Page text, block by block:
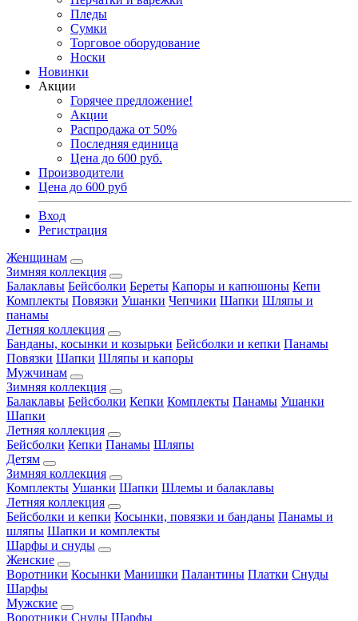
Пледы
Сумки
Торговое оборудование
Носки
Новинки
Акции
Горячее предложение!
Акции
Распродажа от 50%
Последняя единица
Цена до 600 руб.
Производители
Цена до 600 руб
Вход
Регистрация
Женщинам
Зимняя коллекция
Балаклавы Бейсболки Береты Капоры и капюшоны Кепи
Комплекты Повязки Ушанки Чепчики Шапки Шляпы и
панамы
Летняя коллекция
Банданы, косынки и козырьки Бейсболки и кепки Панамы
Повязки Шапки Шляпы и капоры
Мужчинам
Зимняя коллекция
Балаклавы Бейсболки Кепки Комплекты Панамы Ушанки
Шапки
Летняя коллекция
Бейсболки Кепки Панамы Шляпы
Детям
Зимняя коллекция
Комплекты Ушанки Шапки Шлемы и балаклавы
Летняя коллекция
Бейсболки и кепки Косынки, повязки и банданы Панамы и
шляпы Шапки и комплекты
Шарфы и снуды
Женские
Воротники Косынки Манишки Палантины Платки Снуды
Шарфы
Мужские
Воротники Снуды Шарфы